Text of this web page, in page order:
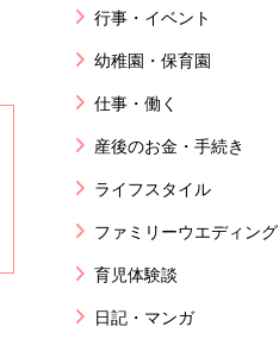
行事・イベント
幼稚園・保育園
仕事・働く
産後のお金・手続き
ライフスタイル
ファミリーウエディング
育児体験談
日記・マンガ